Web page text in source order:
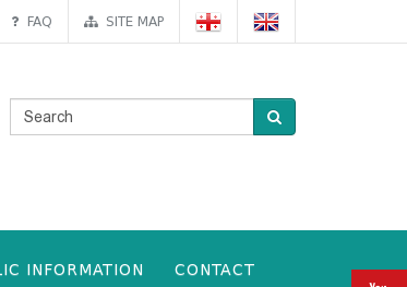
FAQ SITE MAP
INFORMATION CONTACT